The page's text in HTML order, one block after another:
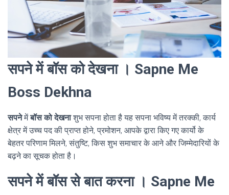
सपने में बॉस को देखना । Sapne Me
Boss Dekhna
सपनेमेंबॉस को देखनाशुभ सपना होता है यह सपना भविष्य में तरक्की, कार्य
क्षेत्र में उच्च पद की प्राप्त होने, प्रमोशन, आपके द्वारा किए गए कार्यो के
बेहतर परिणाम मिलने, संतुष्टि, किस शुभ समाचार के आने और जिम्मेदारियों के
बढ़ने का सूचक होता है।
सपने में बॉस से बात करना । Sapne Me